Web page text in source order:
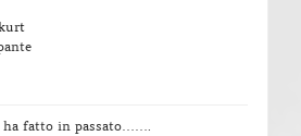
ha fatto in passato…….